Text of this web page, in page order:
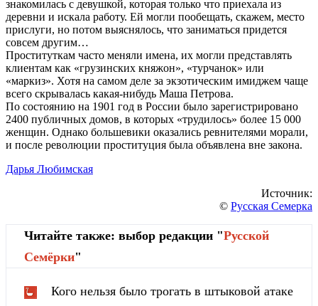
знакомилась с девушкой, которая только что приехала из
деревни и искала работу. Ей могли пообещать, скажем, место
прислуги, но потом выяснялось, что заниматься придется
совсем другим…
Проституткам часто меняли имена, их могли представлять
клиентам как «грузинских княжон», «турчанок» или
«маркиз». Хотя на самом деле за экзотическим имиджем чаще
всего скрывалась какая-нибудь Маша Петрова.
По состоянию на 1901 год в России было зарегистрировано
2400 публичных домов, в которых «трудилось» более 15 000
женщин. Однако большевики оказались ревнителями морали,
и после революции проституция была объявлена вне закона.
Дарья Любимская
Источник:
© Русская Семерка
Читайте также: выбор редакции "Русской
Cемёрки"
Кого нельзя было трогать в штыковой атаке